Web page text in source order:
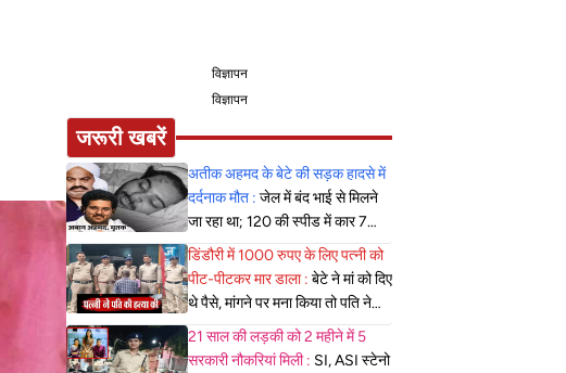
विज्ञापन
विज्ञापन
जरूरी खबरें
अतीक अहमद के बेटे की सड़क हादसे में
दर्दनाक मौत : जेल में बंद भाई से मिलने
जा रहा था; 120 की स्पीड में कार 7
फीट उछली, दम तोड़ने से पहले बोला-
मुझे बचा लो...
डिंडौरी में 1000 रुपए के लिए पत्नी को
पीट-पीटकर मार डाला : बेटे ने मां को दिए
थे पैसे, मांगने पर मना किया तो पति ने
लात-घूसों से तोड़ी तिल्ली; गिरफ्तार
21 साल की लड़की को 2 महीने में 5
सरकारी नौकरियां मिली : SI, ASI स्टेनो